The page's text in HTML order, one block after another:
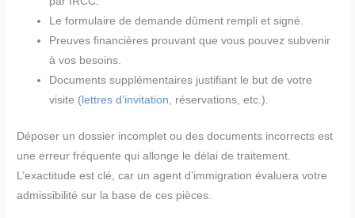
Le formulaire de demande dûment rempli et signé.
Preuves financières prouvant que vous pouvez subvenir
à vos besoins.
Documents supplémentaires justifiant le but de votre
visite ( lettres d’invitation, réservations, etc.).
Déposer un dossier incomplet ou des documents incorrects est
une erreur fréquente qui allonge le délai de traitement.
L’exactitude est clé, car un agent d’immigration évaluera votre
admissibilité sur la base de ces pièces.